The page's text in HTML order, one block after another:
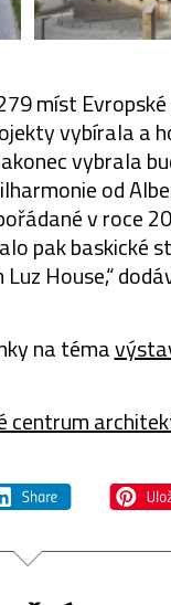
míst
vybírala a
vybrala
od
v roce
pak baskické
House,“
na téma
centrum